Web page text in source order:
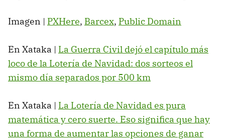
Imagen | PXHere, Barcex, Public Domain
En Xataka | La Guerra Civil dejó el capítulo más
loco de la Lotería de Navidad: dos sorteos el
mismo día separados por 500 km
En Xataka | La Lotería de Navidad es pura
matemática y cero suerte. Eso significa que hay
una forma de aumentar las opciones de ganar